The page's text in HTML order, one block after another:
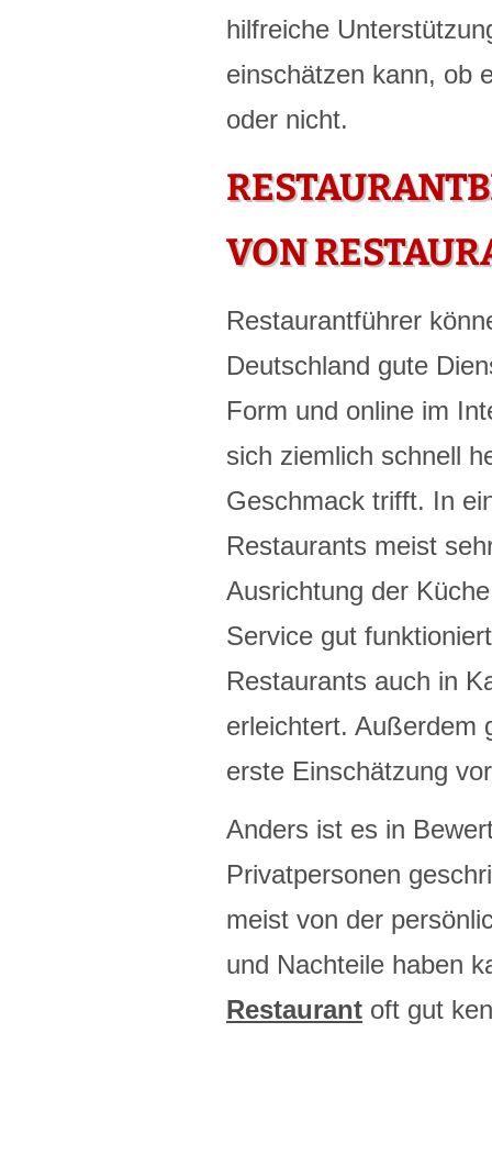
hilfreiche
einschätzen kann, ob
oder nicht.
VON
Restaurantführer
Deutschland gute
Form und online im
sich ziemlich schnell
Geschmack trifft. In
Restaurants meist
Ausrichtung der
Service gut
Restaurants auch in
erleichtert. Außerdem
erste Einschätzung
Anders ist es in
Privatpersonen
meist von der
und Nachteile haben
Restaurant oft gut